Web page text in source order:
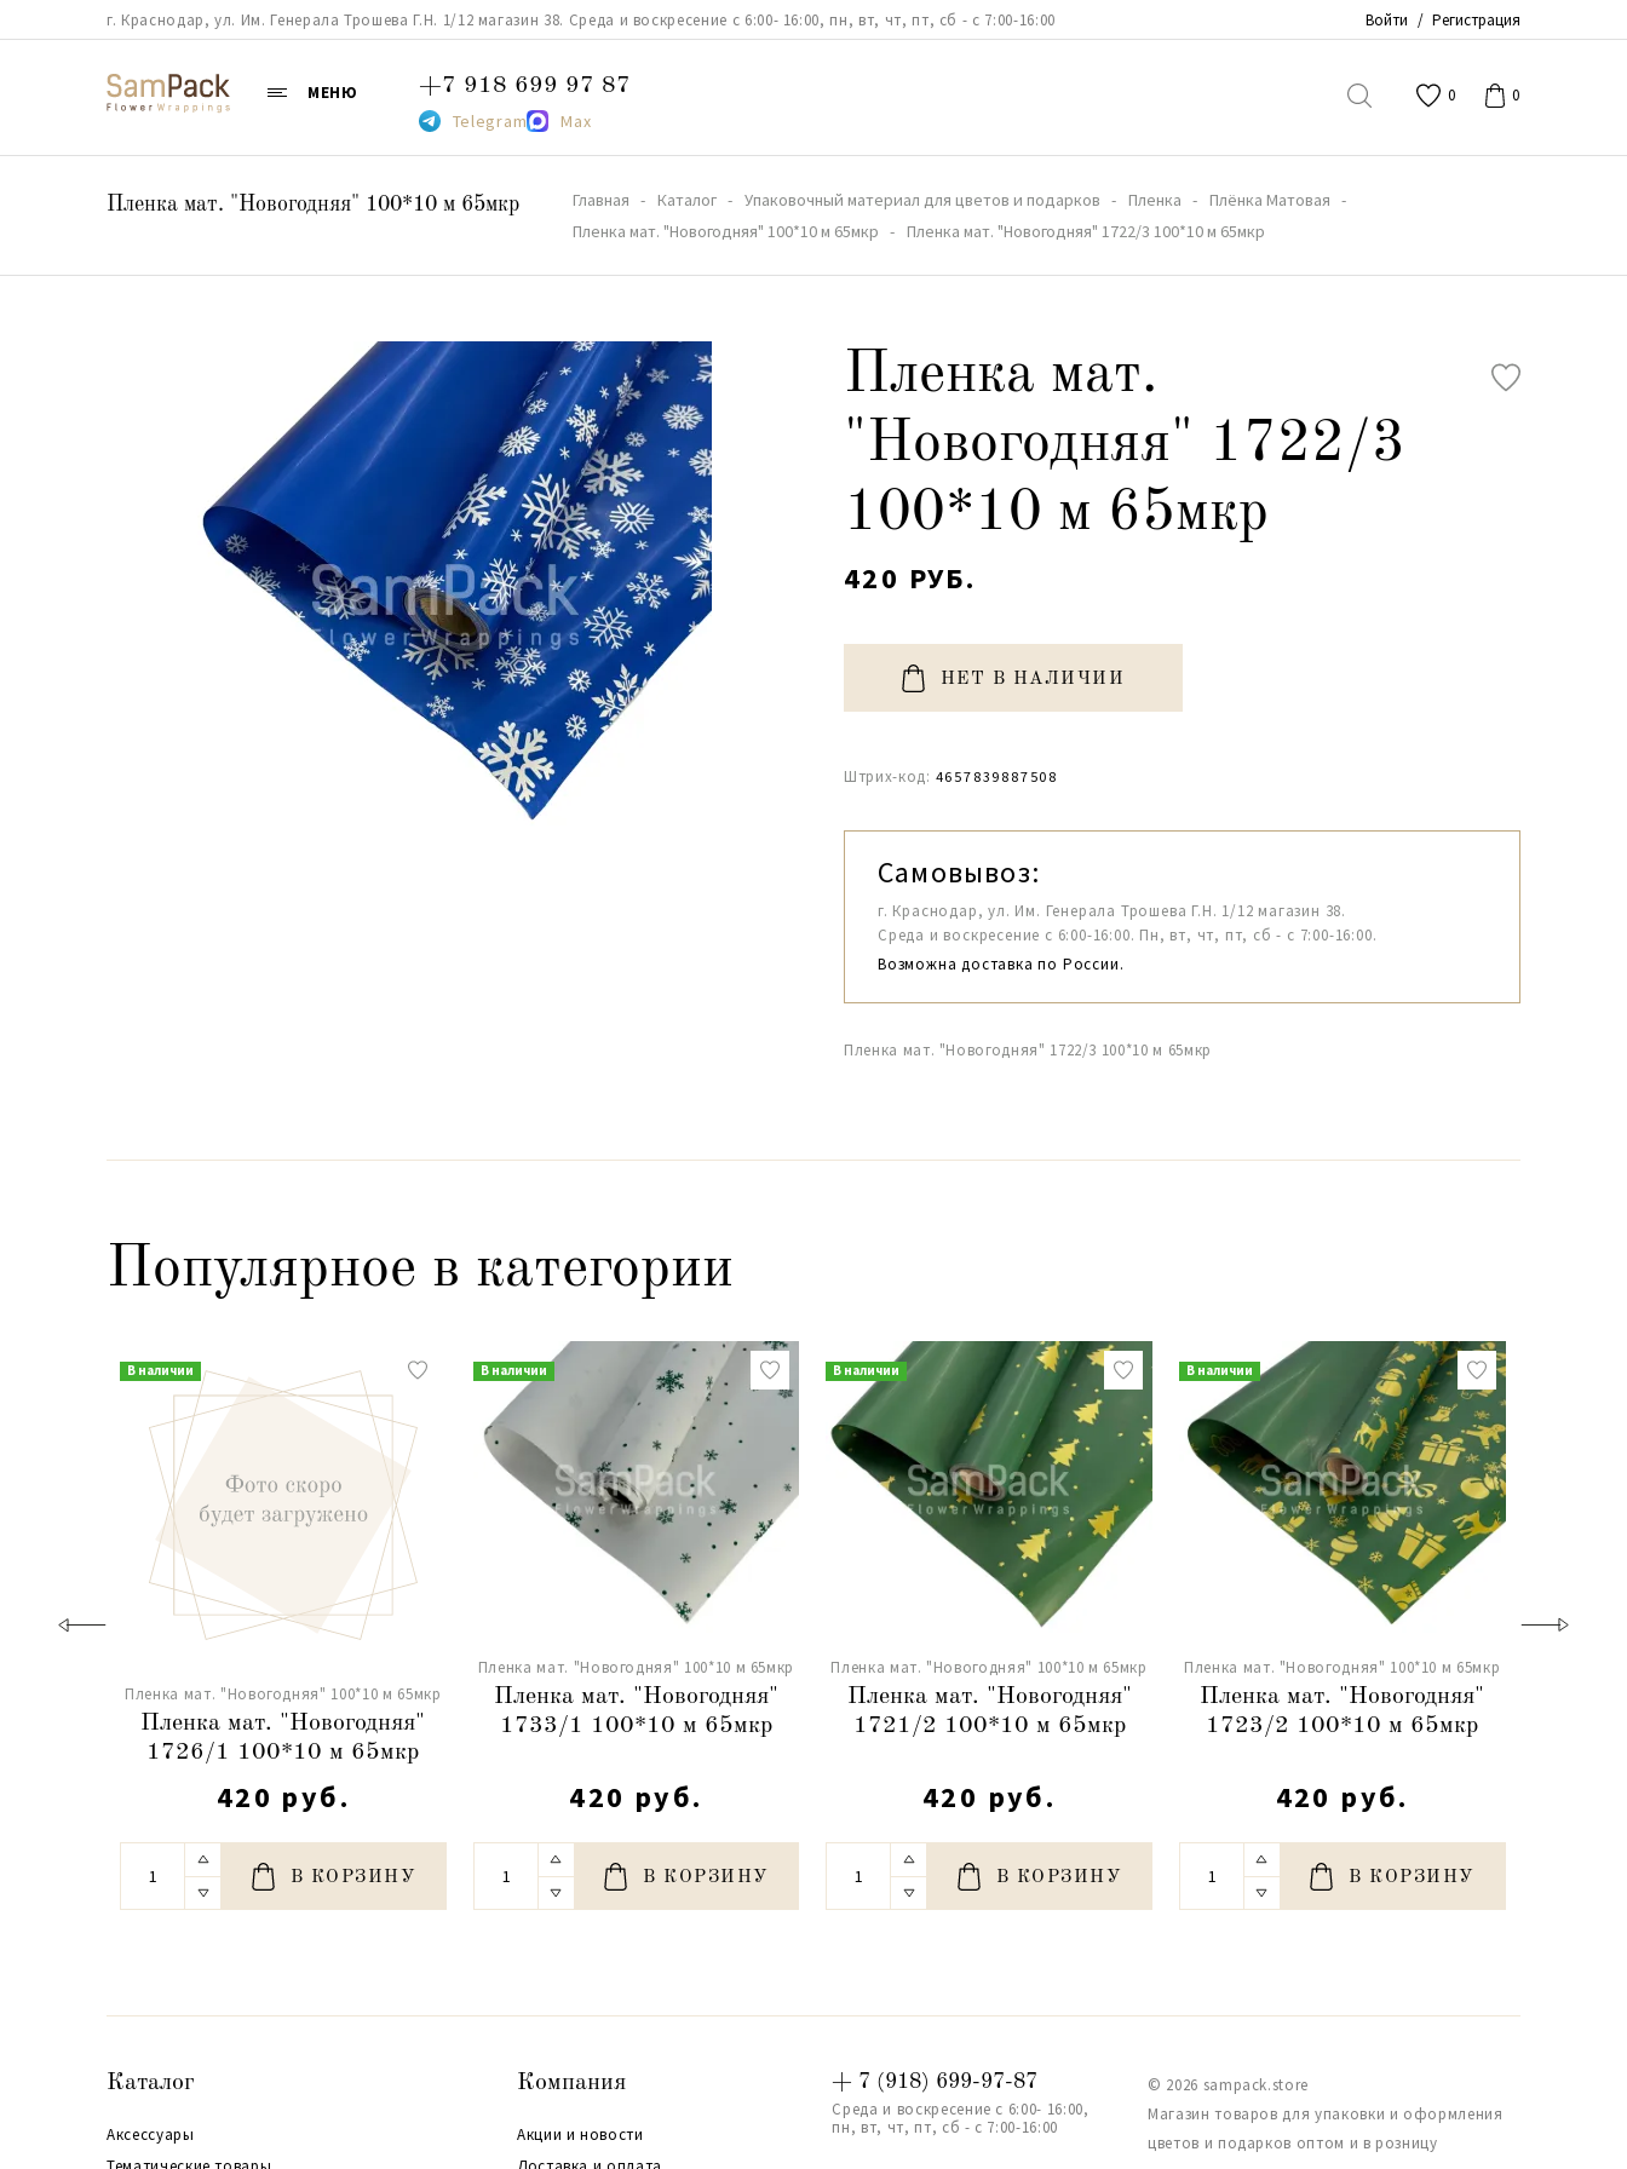
г. Краснодар, ул. Им. Генерала Трошева Г.Н. 1/12 магазин 38. Среда и воскресение с 6:00- 16:00, пн, вт, чт, пт, сб - с 7:00-16:00 Войти / Регистрация
МЕНЮ +7 918 699 97 87
Telegram Max
0 0
Пленка мат. "Новогодняя" 100*10 м 65мкр Главная Каталог Упаковочный материал для цветов и подарков Пленка
Плёнка Матовая
Пленка мат. "Новогодняя" 100*10 м 65мкр
Пленка мат. "Новогодняя" 1722/3 100*10 м 65мкр
Пленка мат.
"Новогодняя" 1722/3
100*10 м 65мкр
420 РУБ.
НЕТ В НАЛИЧИИ
Штрих-код: 4657839887508
Самовывоз:
г. Краснодар, ул. Им. Генерала Трошева Г.Н. 1/12 магазин 38.
Среда и воскресение с 6:00-16:00. Пн, вт, чт, пт, сб - с 7:00-16:00.
Возможна доставка по России.
Пленка мат. "Новогодняя" 1722/3 100*10 м 65мкр
Популярное в категории
В наличии
Пленка мат. "Новогодняя" 100*10 м 65мкр
Пленка мат. "Новогодняя"
1726/1 100*10 м 65мкр
420 руб.
В КОРЗИНУ
В наличии
Пленка мат. "Новогодняя" 100*10 м 65мкр
Пленка мат. "Новогодняя"
1733/1 100*10 м 65мкр
420 руб.
В КОРЗИНУ
В наличии
Пленка мат. "Новогодняя" 100*10 м 65мкр
Пленка мат. "Новогодняя"
1721/2 100*10 м 65мкр
420 руб.
В КОРЗИНУ
В наличии
Пленка мат. "Новогодняя" 100*10 м 65мкр
Пленка мат. "Новогодняя"
1723/2 100*10 м 65мкр
420 руб.
В КОРЗИНУ
Каталог
Аксессуары
Компания
Акции и новости
+ 7 (918) 699-97-87
Среда и воскресение с 6:00- 16:00,
пн, вт, чт, пт, сб - с 7:00-16:00
© 2026 sampack.store
Магазин товаров для упаковки и оформления
цветов и подарков оптом и в розницу